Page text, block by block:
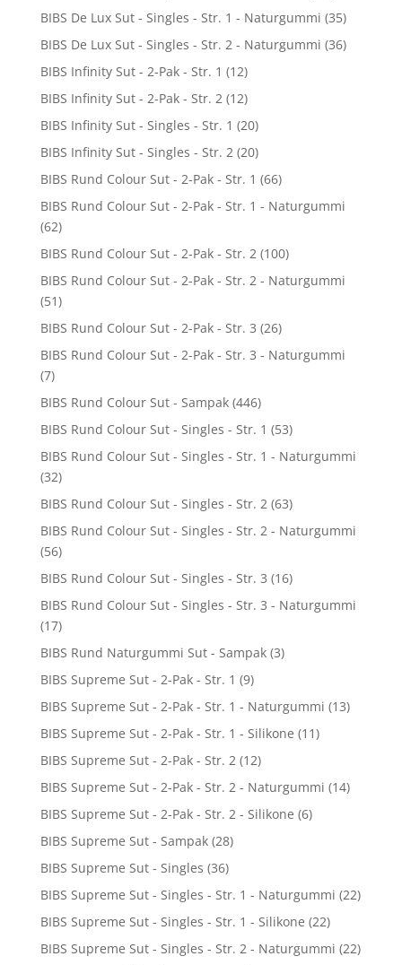
BIBS De Lux Sut - Singles - Str. 1 - Naturgummi (35)
BIBS De Lux Sut - Singles - Str. 2 - Naturgummi (36)
BIBS Infinity Sut - 2-Pak - Str. 1 (12)
BIBS Infinity Sut - 2-Pak - Str. 2 (12)
BIBS Infinity Sut - Singles - Str. 1 (20)
BIBS Infinity Sut - Singles - Str. 2 (20)
BIBS Rund Colour Sut - 2-Pak - Str. 1 (66)
BIBS Rund Colour Sut - 2-Pak - Str. 1 - Naturgummi
(62)
BIBS Rund Colour Sut - 2-Pak - Str. 2 (100)
BIBS Rund Colour Sut - 2-Pak - Str. 2 - Naturgummi
(51)
BIBS Rund Colour Sut - 2-Pak - Str. 3 (26)
BIBS Rund Colour Sut - 2-Pak - Str. 3 - Naturgummi
(7)
BIBS Rund Colour Sut - Sampak (446)
BIBS Rund Colour Sut - Singles - Str. 1 (53)
BIBS Rund Colour Sut - Singles - Str. 1 - Naturgummi
(32)
BIBS Rund Colour Sut - Singles - Str. 2 (63)
BIBS Rund Colour Sut - Singles - Str. 2 - Naturgummi
(56)
BIBS Rund Colour Sut - Singles - Str. 3 (16)
BIBS Rund Colour Sut - Singles - Str. 3 - Naturgummi
(17)
BIBS Rund Naturgummi Sut - Sampak (3)
BIBS Supreme Sut - 2-Pak - Str. 1 (9)
BIBS Supreme Sut - 2-Pak - Str. 1 - Naturgummi (13)
BIBS Supreme Sut - 2-Pak - Str. 1 - Silikone (11)
BIBS Supreme Sut - 2-Pak - Str. 2 (12)
BIBS Supreme Sut - 2-Pak - Str. 2 - Naturgummi (14)
BIBS Supreme Sut - 2-Pak - Str. 2 - Silikone (6)
BIBS Supreme Sut - Sampak (28)
BIBS Supreme Sut - Singles (36)
BIBS Supreme Sut - Singles - Str. 1 - Naturgummi (22)
BIBS Supreme Sut - Singles - Str. 1 - Silikone (22)
BIBS Supreme Sut - Singles - Str. 2 - Naturgummi (22)